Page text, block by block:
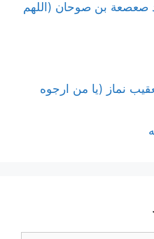
صعصعة بن صوحان (اللهم
نماز (یا من ارجوه